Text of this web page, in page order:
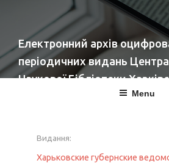
Електронний архів
періодичних видань
Наукової Бібліотеки
національного університету
повернутись
Menu
Видання:
Харьковские губернские